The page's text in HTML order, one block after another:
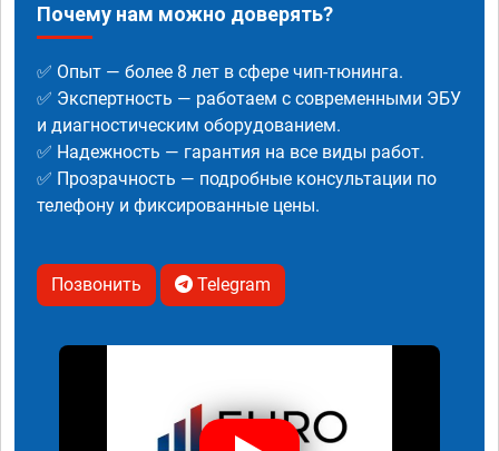
Почему нам можно доверять?
✅ Опыт — более 8 лет в сфере чип-тюнинга.
✅ Экспертность — работаем с современными ЭБУ
и диагностическим оборудованием.
✅ Надежность — гарантия на все виды работ.
✅ Прозрачность — подробные консультации по
телефону и фиксированные цены.
Позвонить Telegram